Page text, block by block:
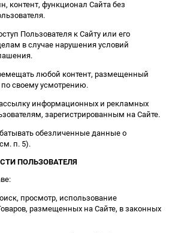
контент, функционал Сайта без
Пользователя к Сайту или его
в случае нарушения условий
любой контент, размещенный
своему усмотрению.
информационных и рекламных
зарегистрированным на Сайте.
обезличенные данные о
п. 5).
ПОЛЬЗОВАТЕЛЯ
просмотр, использование
размещенных на Сайте, в законных